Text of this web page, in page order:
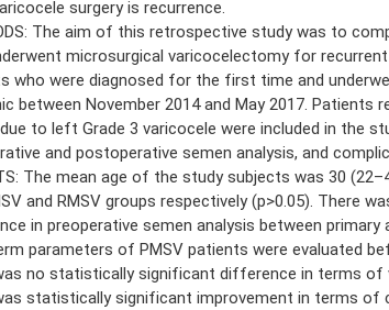
surgery is recurrence.
The aim of this retrospective study was to
microsurgical varicocelectomy for recurrent
who were diagnosed for the first time and
between November 2014 and May 2017. Patients
to left Grade 3 varicocele were included in the
and postoperative semen analysis, and
The mean age of the study subjects was 30
and RMSV groups respectively (p>0.05). There
in preoperative semen analysis between primary
parameters of PMSV patients were evaluated
no statistically significant difference in terms of
statistically significant improvement in terms of